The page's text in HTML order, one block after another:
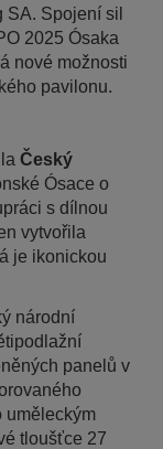
SA. Spojení sil
2025 Ósaka
nové možnosti
pavilonu.
Český
Ósace o
s dílnou
vytvořila
je ikonickou
národní
panelů v
uměleckým
tloušťce 27